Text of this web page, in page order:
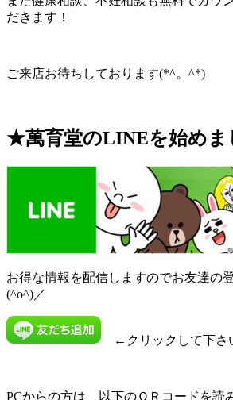
だきます！
ご来店お待ちしております(*^。^*)
★萬育堂のLINEを始めま
お得な情報を配信しますのでお友達の
(^o^)／
←クリックして下さ
PCからの方は、以下のＱＲコードを読